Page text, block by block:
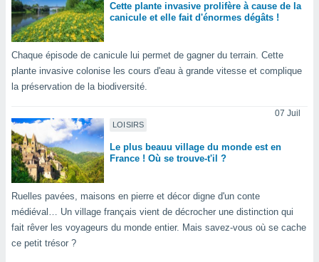
des
des
les
le
ou
de
et
les
utiliser
Cette plante invasive prolifère à cause de la
canicule et elle fait d'énormes dégâts !
Chaque épisode de canicule lui permet de gagner du terrain. Cette
plante invasive colonise les cours d'eau à grande vitesse et complique
la préservation de la biodiversité.
LOISIRS
07 Juil
Le plus beauu village du monde est en
France ! Où se trouve-t'il ?
Ruelles pavées, maisons en pierre et décor digne d'un conte
médiéval… Un village français vient de décrocher une distinction qui
fait rêver les voyageurs du monde entier. Mais savez-vous où se cache
ce petit trésor ?